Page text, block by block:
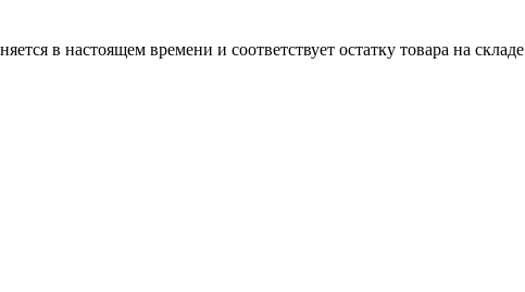
в настоящем времени и соответствует остатку товара на складе